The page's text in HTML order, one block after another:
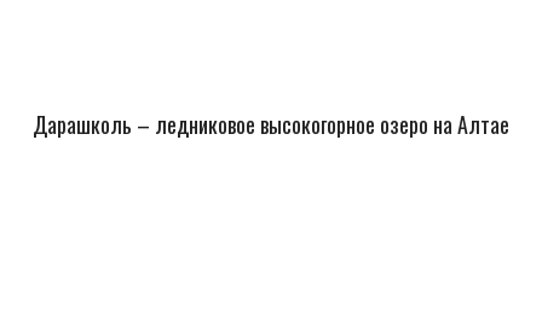
Дарашколь – ледниковое высокогорное озеро на Алтае